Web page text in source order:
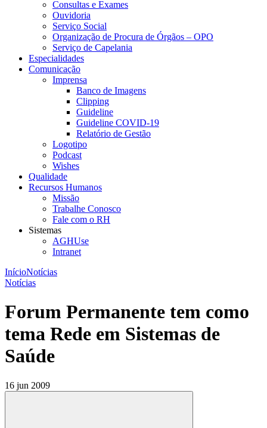
Consultas e Exames
Ouvidoria
Serviço Social
Organização de Procura de Órgãos – OPO
Serviço de Capelania
Especialidades
Comunicação
Imprensa
Banco de Imagens
Clipping
Guideline
Guideline COVID-19
Relatório de Gestão
Logotipo
Podcast
Wishes
Qualidade
Recursos Humanos
Missão
Trabalhe Conosco
Fale com o RH
Sistemas
AGHUse
Intranet
InícioNotícias
Notícias
Forum Permanente tem como
tema Rede em Sistemas de
Saúde
16 jun 2009